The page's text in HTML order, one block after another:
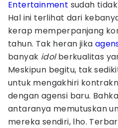
Entertainment sudah
Hal ini terlihat dari
kerap memperpanjang
tahun. Tak heran jika
banyak idolberkualitas
Meskipun begitu, tak
untuk mengakhiri
dengan agensi baru.
antaranya memutuskan
mereka sendiri, lho.